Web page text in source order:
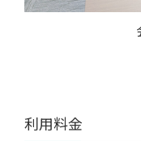
利用料金